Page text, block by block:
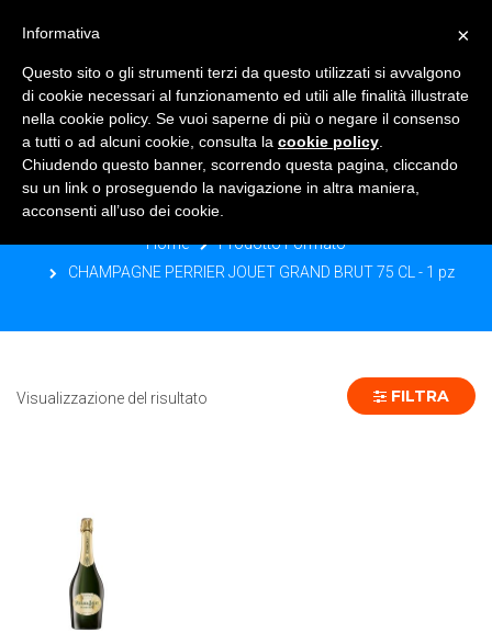
CHAMPAGNE PERRIER JOUET
GRAND BRUT 75 CL - 1 PZ
Home
Prodotto Formato
CHAMPAGNE PERRIER JOUET GRAND BRUT 75 CL - 1 pz
Visualizzazione del risultato FILTRA
×
Informativa
Questo sito o gli strumenti terzi da questo utilizzati si avvalgono
di cookie necessari al funzionamento ed utili alle finalità illustrate
nella cookie policy. Se vuoi saperne di più o negare il consenso
a tutti o ad alcuni cookie, consulta la cookie policy
Chiudendo questo banner, scorrendo questa pagina, cliccando
su un link o proseguendo la navigazione in altra maniera,
acconsenti all’uso dei cookie.